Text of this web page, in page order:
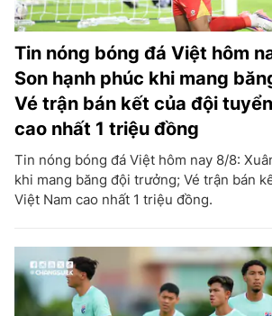
Tin nóng bóng đá Việt hôm
Son hạnh phúc khi mang
Vé trận bán kết của đội
cao nhất 1 triệu đồng
Tin nóng bóng đá Việt hôm nay 8/8:
khi mang băng đội trưởng; Vé trận bán
Việt Nam cao nhất 1 triệu đồng.